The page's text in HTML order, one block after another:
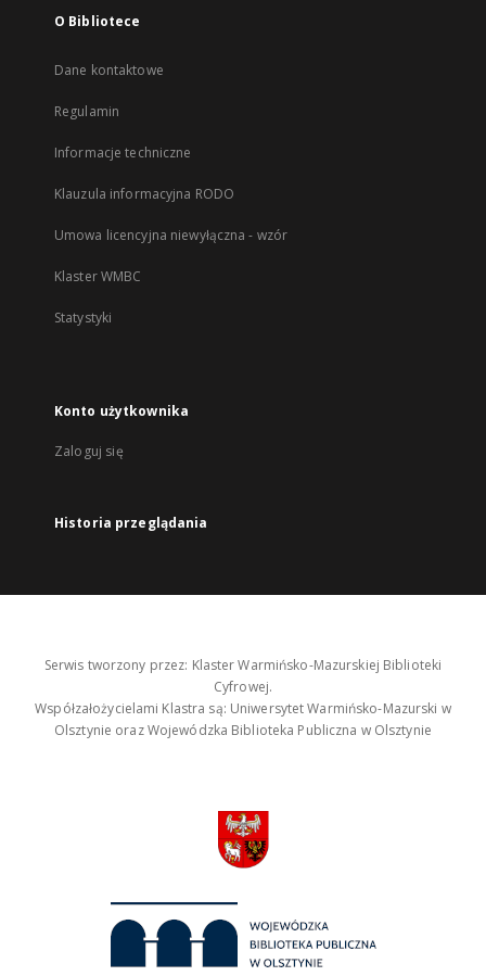
O Bibliotece
Dane kontaktowe
Regulamin
Informacje techniczne
Klauzula informacyjna RODO
Umowa licencyjna niewyłączna - wzór
Klaster WMBC
Statystyki
Konto użytkownika
Zaloguj się
Historia przeglądania
Serwis tworzony przez: Klaster Warmińsko-Mazurskiej Biblioteki
Cyfrowej.
Współzałożycielami Klastra są: Uniwersytet Warmińsko-Mazurski w
Olsztynie oraz Wojewódzka Biblioteka Publiczna w Olsztynie